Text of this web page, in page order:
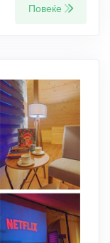
Повеќе